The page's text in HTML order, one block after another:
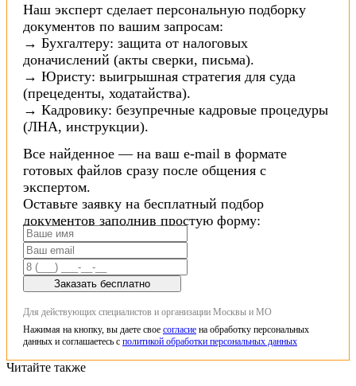
Наш эксперт сделает персональную подборку
документов по вашим запросам:
→ Бухгалтеру: защита от налоговых
доначислений (акты сверки, письма).
→ Юристу: выигрышная стратегия для суда
(прецеденты, ходатайства).
→ Кадровику: безупречные кадровые процедуры
(ЛНА, инструкции).
Все найденное — на ваш e-mail в формате
готовых файлов сразу после общения с
экспертом.
Оставьте заявку на бесплатный подбор
документов заполнив простую форму:
Заказать бесплатно
Для действующих специалистов и организации Москвы и МО
Нажимая на кнопку, вы даете свое согласие на обработку персональных
данных и соглашаетесь с политикой обработки персональных данных
Читайте также